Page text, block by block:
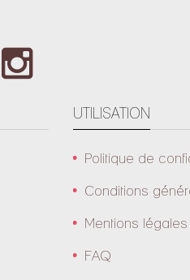
UTILISATION
Politique de
Conditions
Mentions légales
FAQ